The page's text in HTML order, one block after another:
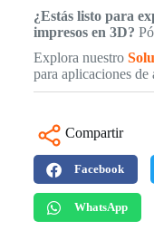
¿Estás listo para
impresos en 3D?
Explora nuestro
para aplicaciones
Compartir
Facebook
WhatsApp